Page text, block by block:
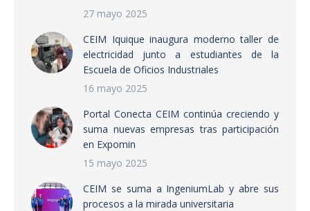
27 mayo 2025
CEIM Iquique inaugura moderno taller de
electricidad junto a estudiantes de la
Escuela de Oficios Industriales
16 mayo 2025
Portal Conecta CEIM continúa creciendo y
suma nuevas empresas tras participación
en Expomin
15 mayo 2025
CEIM se suma a IngeniumLab y abre sus
procesos a la mirada universitaria